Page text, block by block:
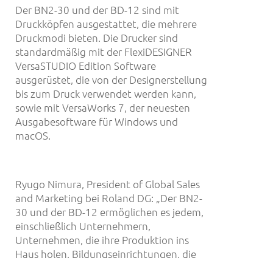
Der BN2-30 und der BD-12 sind mit
Druckköpfen ausgestattet, die mehrere
Druckmodi bieten. Die Drucker sind
standardmäßig mit der FlexiDESIGNER
VersaSTUDIO Edition Software
ausgerüstet, die von der Designerstellung
bis zum Druck verwendet werden kann,
sowie mit VersaWorks 7, der neuesten
Ausgabesoftware für Windows und
macOS.
Ryugo Nimura, President of Global Sales
and Marketing bei Roland DG: „Der BN2-
30 und der BD-12 ermöglichen es jedem,
einschließlich Unternehmern,
Unternehmen, die ihre Produktion ins
Haus holen, Bildungseinrichtungen, die